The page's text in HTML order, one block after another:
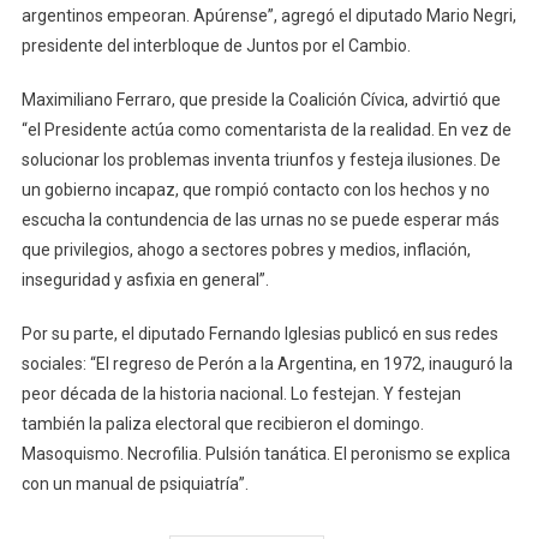
argentinos empeoran. Apúrense”, agregó el diputado Mario Negri,
presidente del interbloque de Juntos por el Cambio.
Maximiliano Ferraro, que preside la Coalición Cívica, advirtió que
“el Presidente actúa como comentarista de la realidad. En vez de
solucionar los problemas inventa triunfos y festeja ilusiones. De
un gobierno incapaz, que rompió contacto con los hechos y no
escucha la contundencia de las urnas no se puede esperar más
que privilegios, ahogo a sectores pobres y medios, inflación,
inseguridad y asfixia en general”.
Por su parte, el diputado Fernando Iglesias publicó en sus redes
sociales: “El regreso de Perón a la Argentina, en 1972, inauguró la
peor década de la historia nacional. Lo festejan. Y festejan
también la paliza electoral que recibieron el domingo.
Masoquismo. Necrofilia. Pulsión tanática. El peronismo se explica
con un manual de psiquiatría”.